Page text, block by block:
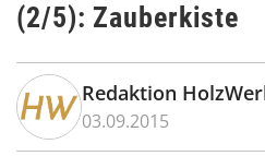
(2/5): Zauberkiste
Redaktion
03.09.2015